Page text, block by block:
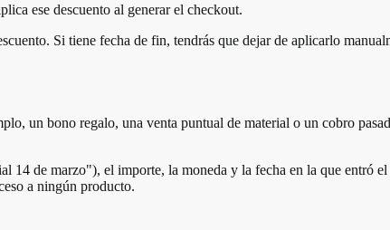
ese descuento al generar el checkout.
Si tiene fecha de fin, tendrás que dejar de aplicarlo
un bono regalo, una venta puntual de material o un cobro
de marzo"), el importe, la moneda y la fecha en la que entró
a ningún producto.